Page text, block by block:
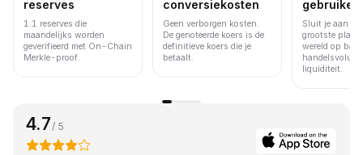
reserves
1:1 reserves die
maandelijks worden
geverifieerd met On-Chain
Merkle-proof.
conversiekosten
Geen verborgen kosten.
De genoteerde koers is de
definitieve koers die je
betaalt.
Sluit je aan bij
grootste
wereld op
liquiditeit.
4.7/ 5